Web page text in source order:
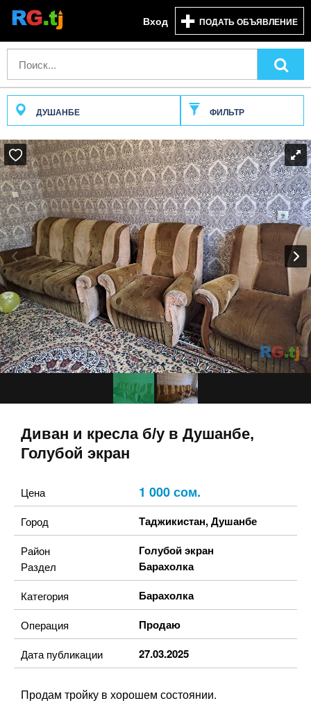
Вход ПОДАТЬ ОБЪЯВЛЕНИЕ
ДУШАНБЕ ФИЛЬТР
Диван и кресла б/у в Душанбе,
Голубой экран
Цена 1 000 сом.
Город Таджикистан,Душанбе
Район Голубой экран
Раздел Барахолка
Категория Барахолка
Операция Продаю
Дата публикации 27.03.2025
Продам тройку в хорошем состоянии.